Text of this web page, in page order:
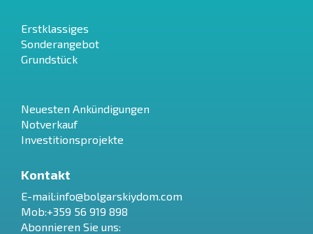
Erstklassiges
Sonderangebot
Grundstück
Neuesten Ankündigungen
Notverkauf
Investitionsprojekte
Kontakt
E-mail:info@bolgarskiydom.com
Mob:+359 56 919 898
Abonnieren Sie uns: